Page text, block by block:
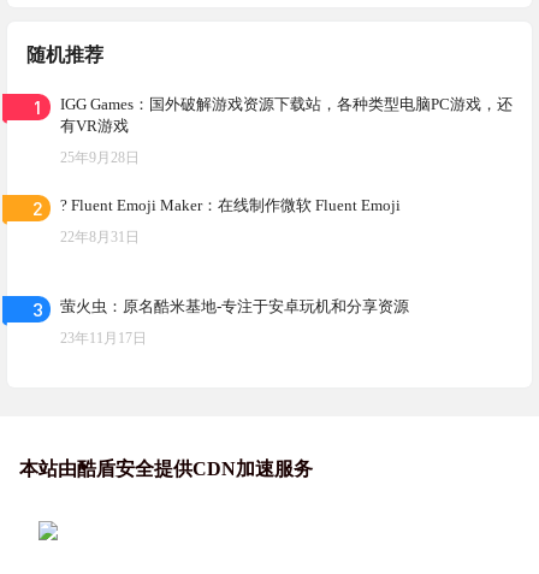
随机推荐
1
IGG Games：国外破解游戏资源下载站，各种类型电脑PC游戏，还
有VR游戏
25年9月28日
2 ? Fluent Emoji Maker：在线制作微软 Fluent Emoji
22年8月31日
3 萤火虫：原名酷米基地-专注于安卓玩机和分享资源
23年11月17日
本站由酷盾安全提供CDN加速服务